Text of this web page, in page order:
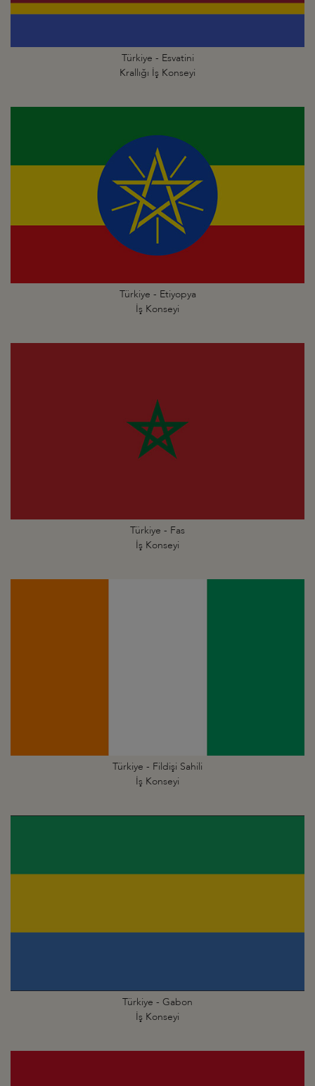
Türkiye - Esvatini
Krallığı İş Konseyi
Türkiye - Etiyopya
İş Konseyi
Türkiye - Fas
İş Konseyi
Türkiye - Fildişi Sahili
İş Konseyi
Türkiye - Gabon
İş Konseyi